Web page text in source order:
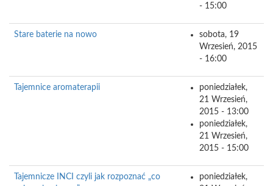
- 15:00
Stare baterie na nowo
sobota, 19
Wrzesień, 2015
- 16:00
Tajemnice aromaterapii
poniedziałek,
21 Wrzesień,
2015 - 13:00
poniedziałek,
21 Wrzesień,
2015 - 15:00
Tajemnicze INCI czyli jak rozpoznać „co
poniedziałek,